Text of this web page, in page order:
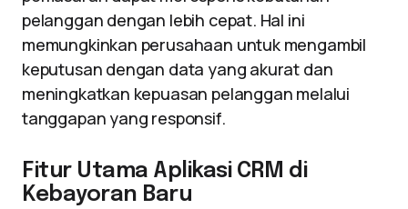
pelanggan dengan lebih cepat. Hal ini
memungkinkan perusahaan untuk mengambil
keputusan dengan data yang akurat dan
meningkatkan kepuasan pelanggan melalui
tanggapan yang responsif.
Fitur Utama Aplikasi CRM di
Kebayoran Baru